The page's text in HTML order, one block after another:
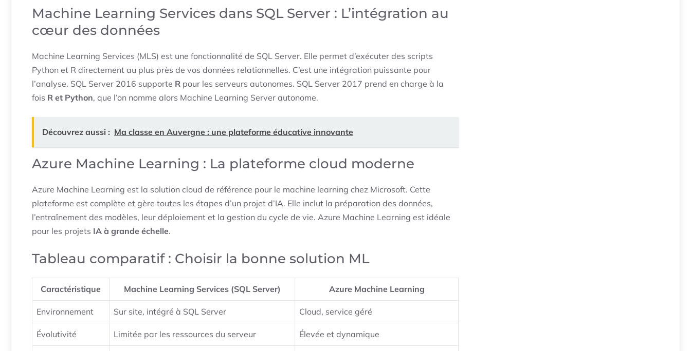
Machine Learning Services dans SQL Server : L’intégration au
cœur des données
Machine Learning Services (MLS) est une fonctionnalité de SQL Server. Elle permet d’exécuter des scripts
Python et R directement au plus près de vos données relationnelles. C’est une intégration puissante pour
l’analyse. SQL Server 2016 supporte R pour les serveurs autonomes. SQL Server 2017 prend en charge à la
fois R et Python, que l’on nomme alors Machine Learning Server autonome.
Découvrez aussi : Ma classe en Auvergne : une plateforme éducative innovante
Azure Machine Learning : La plateforme cloud moderne
Azure Machine Learning est la solution cloud de référence pour le machine learning chez Microsoft. Cette
plateforme est complète et gère toutes les étapes d’un projet d’IA. Elle inclut la préparation des données,
l’entraînement des modèles, leur déploiement et la gestion du cycle de vie. Azure Machine Learning est idéale
pour les projets IA à grande échelle.
Tableau comparatif : Choisir la bonne solution ML
Caractéristique Machine Learning Services (SQL Server) Azure Machine Learning
Environnement Sur site, intégré à SQL Server Cloud, service géré
Évolutivité Limitée par les ressources du serveur Élevée et dynamique